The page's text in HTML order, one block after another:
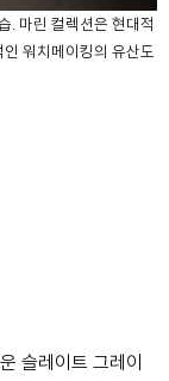
. 마린 컬렉션은 현대적
워치메이킹의 유산도
슬레이트 그레이